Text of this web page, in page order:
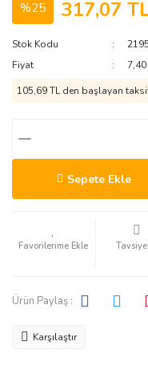
%25 317,07
Stok Kodu
2195
Fiyat
105,69 TL den başlayan
Sepete Ekle
Ürün Paylaş :
Karşılaştır